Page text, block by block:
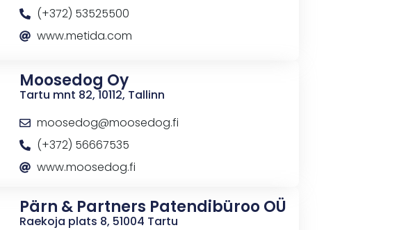
(+372) 53525500
www.metida.com
Moosedog Oy
Tartu mnt 82, 10112, Tallinn
moosedog@moosedog.fi
(+372) 56667535
www.moosedog.fi
Pärn & Partners Patendibüroo OÜ
Raekoja plats 8, 51004 Tartu